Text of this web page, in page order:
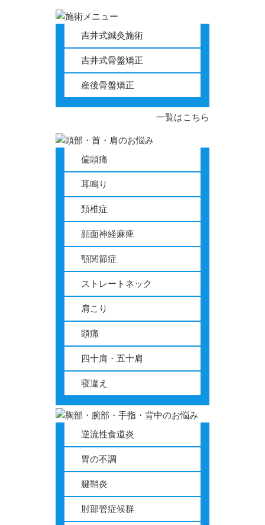
吉井式鍼灸施術
吉井式骨盤矯正
産後骨盤矯正
一覧はこちら
偏頭痛
耳鳴り
頚椎症
顔面神経麻痺
顎関節症
ストレートネック
肩こり
頭痛
四十肩・五十肩
寝違え
逆流性食道炎
胃の不調
腱鞘炎
肘部管症候群